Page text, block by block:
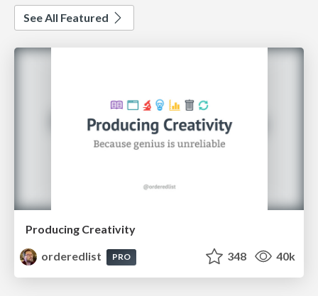
See All Featured
Producing Creativity
orderedlist
PRO 348 40k